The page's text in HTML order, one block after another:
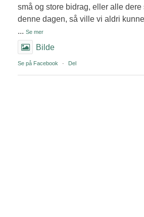
små og store bidrag, eller alle dere
denne dagen, så ville vi aldri
... Se mer
Bilde
Se på Facebook · Del